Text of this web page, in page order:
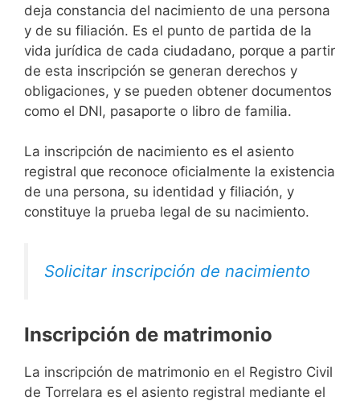
deja constancia del nacimiento de una persona
y de su filiación. Es el punto de partida de la
vida jurídica de cada ciudadano, porque a partir
de esta inscripción se generan derechos y
obligaciones, y se pueden obtener documentos
como el DNI, pasaporte o libro de familia.
La inscripción de nacimiento es el asiento
registral que reconoce oficialmente la existencia
de una persona, su identidad y filiación, y
constituye la prueba legal de su nacimiento.
Solicitar inscripción de nacimiento
Inscripción de matrimonio
La inscripción de matrimonio en el Registro Civil
de Torrelara es el asiento registral mediante el